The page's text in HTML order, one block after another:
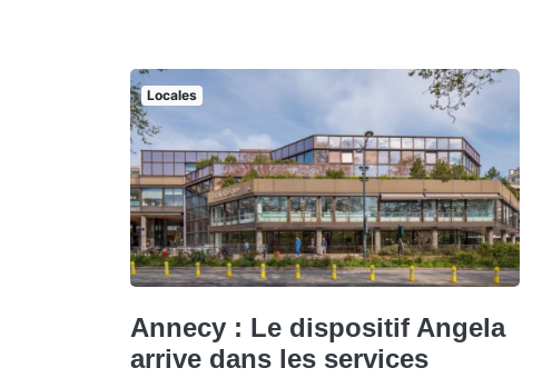
Locales
Annecy : Le dispositif Angela
arrive dans les services